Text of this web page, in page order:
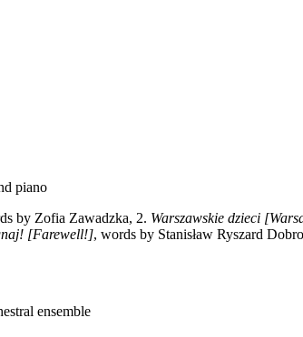
piano
by Zofia Zawadzka, 2. Warszawskie dzieci
[Farewell!], words by Stanisław Ryszard
ensemble